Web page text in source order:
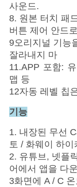
사운드.
8. 원본 터치 패
버튼 제어 안드
9오리지널 기능
잘라내지 마
11.APP 포함:
맵 등
12자동 레벨 칩
기능
1. 내장된 무선
토 / 화웨이 하
2. 유튜브, 넷플
어에서 앱을 다
3화면에 A / C